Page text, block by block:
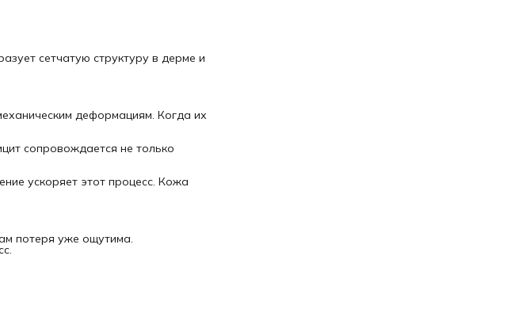
сетчатую структуру в дерме и
деформациям. Когда их
сопровождается не только
ускоряет этот процесс. Кожа
потеря уже ощутима.